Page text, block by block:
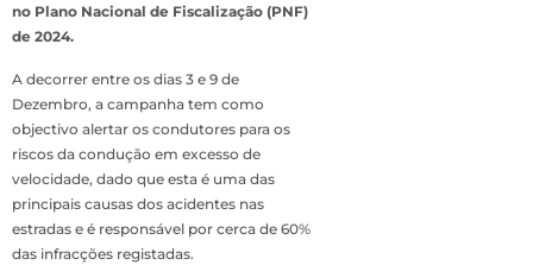
no Plano Nacional de Fiscalização (PNF)
de 2024.
A decorrer entre os dias 3 e 9 de
Dezembro, a campanha tem como
objectivo alertar os condutores para os
riscos da condução em excesso de
velocidade, dado que esta é uma das
principais causas dos acidentes nas
estradas e é responsável por cerca de 60%
das infracções registadas.